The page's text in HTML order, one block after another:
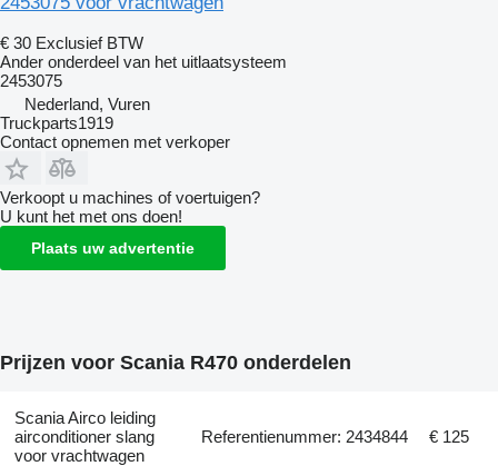
€ 30 Exclusief BTW
Ander onderdeel van het uitlaatsysteem
2453075
Nederland, Vuren
Truckparts1919
Contact opnemen met verkoper
Verkoopt u machines of voertuigen?
U kunt het met ons doen!
Plaats uw advertentie
Prijzen voor Scania R470 onderdelen
Scania Airco leiding
airconditioner slang
voor vrachtwagen
Referentienummer: 2434844 € 125